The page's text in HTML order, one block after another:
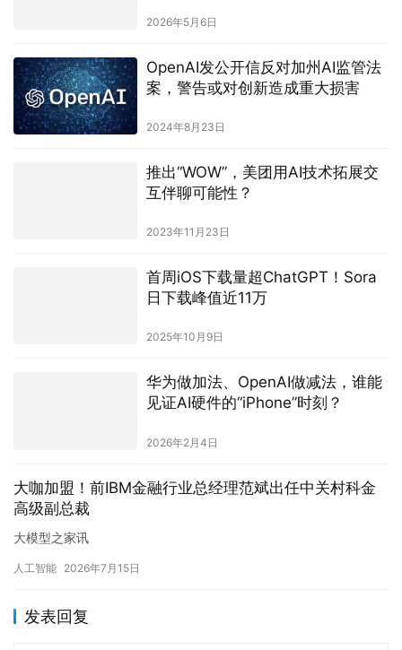
2026年5月6日
OpenAI发公开信反对加州AI监管法
案，警告或对创新造成重大损害
2024年8月23日
推出“WOW”，美团用AI技术拓展交
互伴聊可能性？
2023年11月23日
首周iOS下载量超ChatGPT！Sora
日下载峰值近11万
2025年10月9日
华为做加法、OpenAI做减法，谁能
见证AI硬件的“iPhone”时刻？
2026年2月4日
大咖加盟！前IBM金融行业总经理范斌出任中关村科金
高级副总裁
大模型之家讯
人工智能 2026年7月15日
发表回复